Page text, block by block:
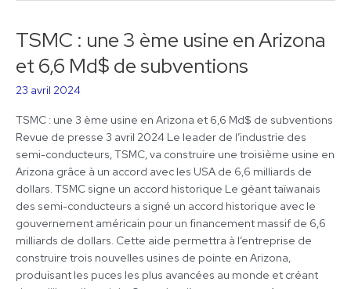
TSMC : une 3 ème usine en Arizona
et 6,6 Md$ de subventions
23 avril 2024
TSMC : une 3 ème usine en Arizona et 6,6 Md$ de subventions
Revue de presse 3 avril 2024 Le leader de l’industrie des
semi-conducteurs, TSMC, va construire une troisième usine en
Arizona grâce à un accord avec les USA de 6,6 milliards de
dollars. TSMC signe un accord historique Le géant taïwanais
des semi-conducteurs a signé un accord historique avec le
gouvernement américain pour un financement massif de 6,6
milliards de dollars. Cette aide permettra à l’entreprise de
construire trois nouvelles usines de pointe en Arizona,
produisant les puces les plus avancées au monde et créant
TSMC
une
3
usine
en
Arizona
et
6,6
Md$
de
subventions